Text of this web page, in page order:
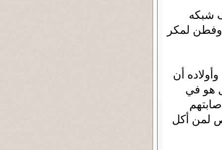
شبكه
وفطن لمكر
أن
هو في
لمن أكل